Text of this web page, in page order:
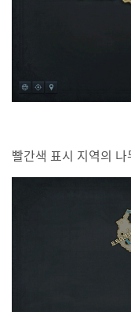
빨간색 표시 지역의